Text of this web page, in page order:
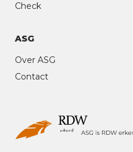
Check
ASG
Over ASG
Contact